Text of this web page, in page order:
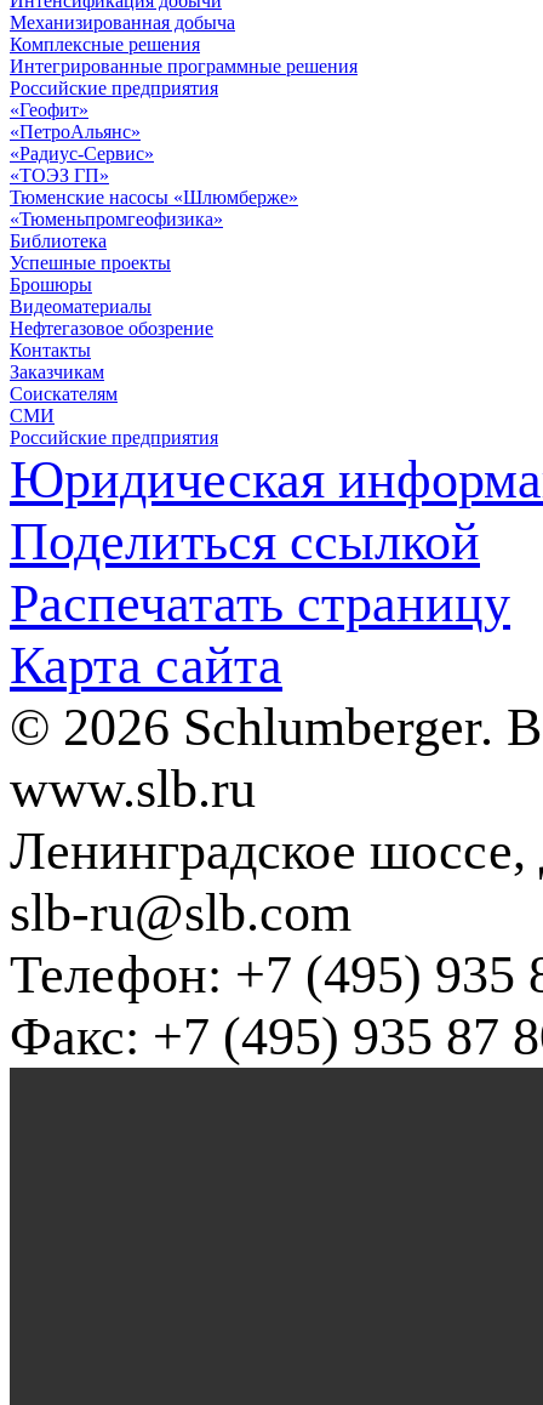
Механизированная добыча
Комплексные решения
Интегрированные программные решения
Российские предприятия
«Геофит»
«ПетроАльянс»
«Радиус-Сервис»
«ТОЭЗ ГП»
Тюменские насосы «Шлюмберже»
«Тюменьпромгеофизика»
Библиотека
Успешные проекты
Брошюры
Видеоматериалы
Нефтегазовое обозрение
Контакты
Заказчикам
Соискателям
СМИ
Российские предприятия
Юридическая
Поделиться ссылкой
Распечатать страницу
Карта сайта
© 2026 Schlumberger.
www.slb.ru
Ленинградское
slb-ru@slb.com
Телефон: +7 (495) 935
Факс: +7 (495) 935 87